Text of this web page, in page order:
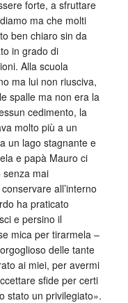
forte, a sfruttare
ma che molti
ben chiaro sin da
in grado di
Alla scuola
ma lui non riusciva,
spalle ma non era la
cedimento, la
molto più a un
un lago stagnante e
e papà Mauro ci
mai
all’interno
ha praticato
e persino il
mica per tirarmela –
delle tante
ai miei, per avermi
sfide per certi
stato un privilegiato».